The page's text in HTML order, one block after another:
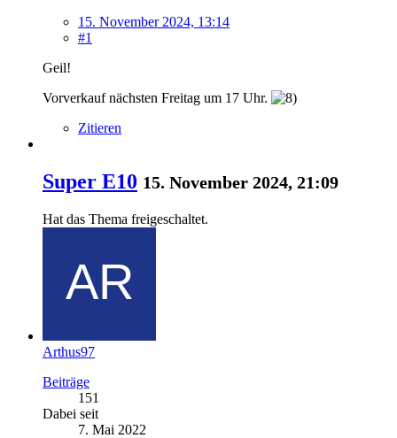
15. November 2024, 13:14
#1
Geil!
Vorverkauf nächsten Freitag um 17 Uhr.
Zitieren
Super E10 15. November 2024, 21:09
Hat das Thema freigeschaltet.
Arthus97
Beiträge
151
Dabei seit
7. Mai 2022